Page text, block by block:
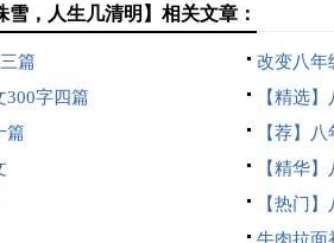
雪，人生几清明】相关文章：
篇
改变八年
300字四篇
【精选
篇
【荐】
【精华
【热门